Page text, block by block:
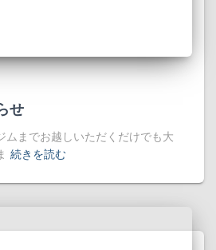
せ
ムまでお越しいただくだけでも大
続きを読む